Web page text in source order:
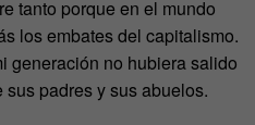
tanto porque en el mundo
los embates del capitalismo.
generación no hubiera salido
padres y sus abuelos.